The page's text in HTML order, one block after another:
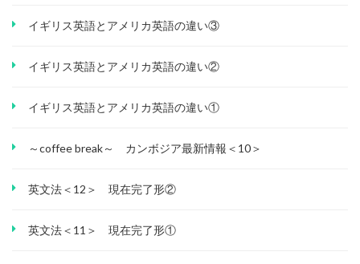
イギリス英語とアメリカ英語の違い③
イギリス英語とアメリカ英語の違い②
イギリス英語とアメリカ英語の違い①
～coffee break～ カンボジア最新情報＜10＞
英文法＜12＞ 現在完了形②
英文法＜11＞ 現在完了形①